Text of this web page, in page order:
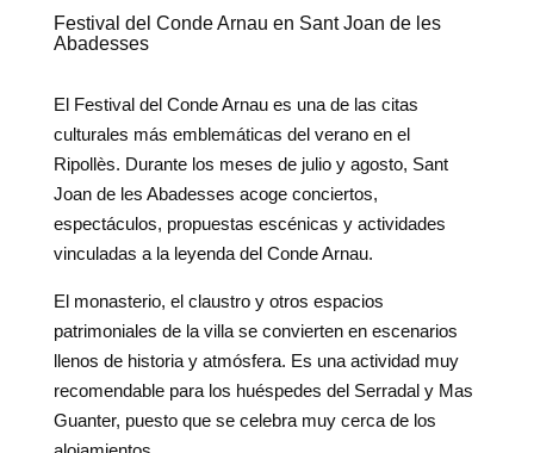
Festival del Conde Arnau en Sant Joan de les
Abadesses
El Festival del Conde Arnau es una de las citas
culturales más emblemáticas del verano en el
Ripollès. Durante los meses de julio y agosto, Sant
Joan de les Abadesses acoge conciertos,
espectáculos, propuestas escénicas y actividades
vinculadas a la leyenda del Conde Arnau.
El monasterio, el claustro y otros espacios
patrimoniales de la villa se convierten en escenarios
llenos de historia y atmósfera. Es una actividad muy
recomendable para los huéspedes del Serradal y Mas
Guanter, puesto que se celebra muy cerca de los